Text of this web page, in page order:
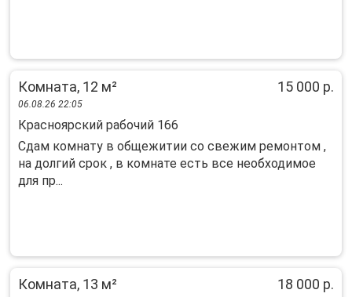
Комната, 12 м² 15 000 р.
06.08.26 22:05
Красноярский рабочий 166
Сдам комнату в общежитии со свежим ремонтом ,
на долгий срок , в комнате есть все необходимое
для пр...
Комната, 13 м² 18 000 р.